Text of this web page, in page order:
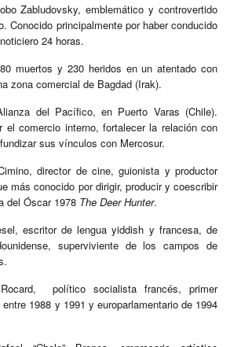
Zabludovsky, emblemático y controvertido
Conocido principalmente por haber conducido
24 horas.
muertos y 230 heridos en un atentado con
zona comercial de Bagdad (Irak).
del Pacífico, en Puerto Varas (Chile).
el comercio interno, fortalecer la relación con
sus vínculos con Mercosur.
director de cine, guionista y productor
más conocido por dirigir, producir y coescribir
del Óscar 1978 The Deer Hunter.
escritor de lengua yiddish y francesa, de
superviviente de los campos de
político socialista francés, primer
1988 y 1991 y europarlamentario de 1994